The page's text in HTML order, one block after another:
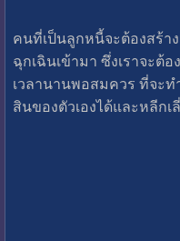
คนที่เป็นลูกหนี้จะต้องสร้า
ฉุกเฉินเข้ามา ซึ่งเราจะต้
เวลานานพอสมควร ที่จะ
สินของตัวเองได้และหลีก